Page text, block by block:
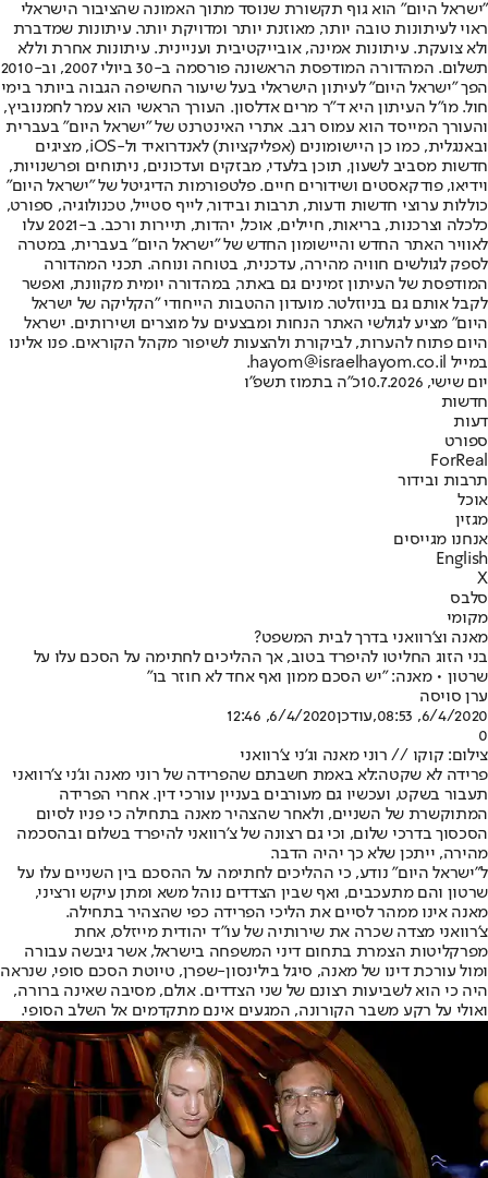
"ישראל היום" הוא גוף תקשורת שנוסד מתוך האמונה שהציבור הישראלי
ראוי לעיתונות טובה יותר, מאוזנת יותר ומדויקת יותר. עיתונות שמדברת
ולא צועקת. עיתונות אמינה, אובייקטיבית ועניינית. עיתונות אחרת וללא
תשלום. המהדורה המודפסת הראשונה פורסמה ב-30 ביולי 2007, וב-2010
הפך "ישראל היום" לעיתון הישראלי בעל שיעור החשיפה הגבוה ביותר בימי
חול. מו"ל העיתון היא ד"ר מרים אדלסון. העורך הראשי הוא עמר לחמנוביץ,
והעורך המייסד הוא עמוס רגב. אתרי האינטרנט של "ישראל היום" בעברית
ובאנגלית, כמו כן היישומונים (אפליקציות) לאנדרואיד ול-iOS, מציגים
חדשות מסביב לשעון, תוכן בלעדי, מבזקים ועדכונים, ניתוחים ופרשנויות,
וידיאו, פודקאסטים ושידורים חיים. פלטפורמות הדיגיטל של "ישראל היום"
כוללות ערוצי חדשות ודעות, תרבות ובידור, לייף סטייל, טכנולוגיה, ספורט,
כלכלה וצרכנות, בריאות, חיילים, אוכל, יהדות, תיירות ורכב. ב-2021 עלו
לאוויר האתר החדש והיישומון החדש של "ישראל היום" בעברית, במטרה
לספק לגולשים חוויה מהירה, עדכנית, בטוחה ונוחה. תכני המהדורה
המודפסת של העיתון זמינים גם באתר, במהדורה יומית מקוונת, ואפשר
לקבל אותם גם בניוזלטר. מועדון ההטבות הייחודי "הקליקה של ישראל
היום" מציע לגולשי האתר הנחות ומבצעים על מוצרים ושירותים. ישראל
היום פתוח להערות, לביקורת ולהצעות לשיפור מקהל הקוראים. פנו אלינו
במייל hayom@israelhayom.co.il.
יום שישי, 10.7.2026
כ"ה בתמוז תשפ"ו
חדשות
דעות
ספורט
ForReal
תרבות ובידור
אוכל
מגזין
אנחנו מגייסים
English
X
סלבס
מקומי
מאנה וצ'רוואני בדרך לבית המשפט?
בני הזוג החליטו להיפרד בטוב, אך ההליכים לחתימה על הסכם עלו על
שרטון • מאנה: "יש הסכם ממון ואף אחד לא חוזר בו"
ערן סויסה
6/4/2020, 08:53
,עודכן6/4/2020, 12:46
0
צילום: קוקו // רוני מאנה וג'ני צ'רוואני
פרידה לא שקטה:לא באמת חשבתם שהפרידה של רוני מאנה וג'ני צ'רוואני
תעבור בשקט, ועכשיו גם מעורבים בעניין עורכי דין. אחרי הפרידה
המתוקשרת של השניים, ולאחר שהצהיר מאנה בתחילה כי פניו לסיום
הסכסוך בדרכי שלום, וכי גם רצונה של צ'רוואני להיפרד בשלום ובהסכמה
מהירה, ייתכן שלא כך יהיה הדבר.
ל"ישראל היום" נודע, כי ההליכים לחתימה על ההסכם בין השניים עלו על
שרטון והם מתעכבים, ואף שבין הצדדים נוהל משא ומתן עיקש ורציני,
מאנה אינו ממהר לסיים את הליכי הפרידה כפי שהצהיר בתחילה.
צ'רוואני מצדה שכרה את שירותיה של עו"ד יהודית מייזלס, אחת
מפרקליטות הצמרת בתחום דיני המשפחה בישראל, אשר גיבשה עבורה
ומול עורכת דינו של מאנה, סיגל בילינסון-שפרן, טיוטת הסכם סופי, שנראה
היה כי הוא לשביעות רצונם של שני הצדדים. אולם, מסיבה שאינה ברורה,
ואולי על רקע משבר הקורונה, המגעים אינם מתקדמים אל השלב הסופי.